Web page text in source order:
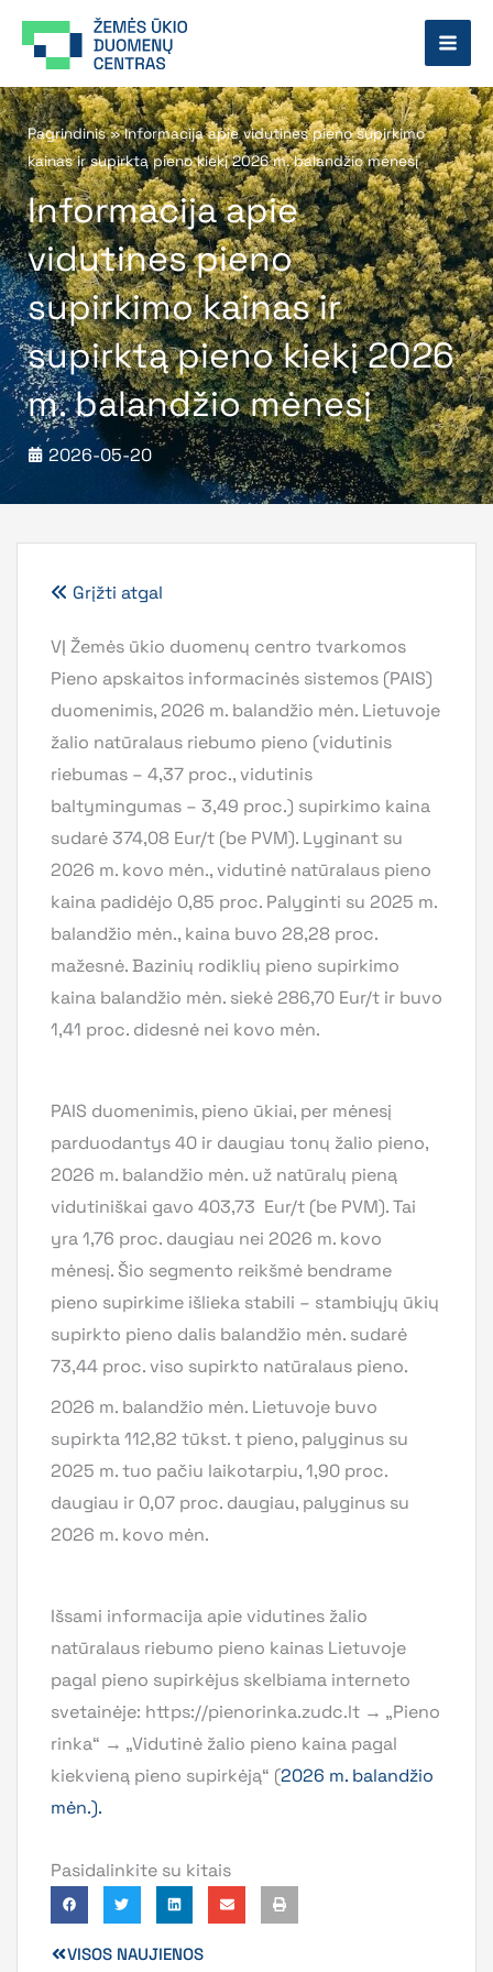
prie
Pagrindinis»Informacija apie vidutines pieno supirkimo
kainas ir supirktą pieno kiekį 2026 m. balandžio mėnesį
Informacija apie
vidutines pieno
supirkimo kainas ir
supirktą pieno kiekį 2026
m. balandžio mėnesį
2026-05-20
Grįžti atgal
VĮ Žemės ūkio duomenų centro tvarkomos
Pieno apskaitos informacinės sistemos (PAIS)
duomenimis, 2026 m. balandžio mėn. Lietuvoje
žalio natūralaus riebumo pieno (vidutinis
riebumas – 4,37 proc., vidutinis
baltymingumas – 3,49 proc.) supirkimo kaina
sudarė 374,08 Eur/t (be PVM). Lyginant su
2026 m. kovo mėn., vidutinė natūralaus pieno
kaina padidėjo 0,85 proc. Palyginti su 2025 m.
balandžio mėn., kaina buvo 28,28 proc.
mažesnė. Bazinių rodiklių pieno supirkimo
kaina balandžio mėn. siekė 286,70 Eur/t ir buvo
1,41 proc. didesnė nei kovo mėn.
PAIS duomenimis, pieno ūkiai, per mėnesį
parduodantys 40 ir daugiau tonų žalio pieno,
2026 m. balandžio mėn. už natūralų pieną
vidutiniškai gavo 403,73 Eur/t (be PVM). Tai
yra 1,76 proc. daugiau nei 2026 m. kovo
mėnesį. Šio segmento reikšmė bendrame
pieno supirkime išlieka stabili – stambiųjų ūkių
supirkto pieno dalis balandžio mėn. sudarė
73,44 proc. viso supirkto natūralaus pieno.
2026 m. balandžio mėn. Lietuvoje buvo
supirkta 112,82 tūkst. t pieno, palyginus su
2025 m. tuo pačiu laikotarpiu, 1,90 proc.
daugiau ir 0,07 proc. daugiau, palyginus su
2026 m. kovo mėn.
Išsami informacija apie vidutines žalio
natūralaus riebumo pieno kainas Lietuvoje
pagal pieno supirkėjus skelbiama interneto
svetainėje: https://pienorinka.zudc.lt → „Pieno
rinka“ → „Vidutinė žalio pieno kaina pagal
kiekvieną pieno supirkėją“ (2026 m. balandžio
mėn.).
Pasidalinkite su kitais
VISOS NAUJIENOS